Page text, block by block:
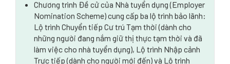
Chương trình Đề cử của Nhà tuyển dụng (Employer
Nomination Scheme) cung cấp ba lộ trình bảo lãnh:
Lộ trình Chuyển tiếp Cư trú Tạm thời (dành cho
những người đang nắm giữ thị thực tạm thời và đã
làm việc cho nhà tuyển dụng), Lộ trình Nhập cảnh
Trực tiếp (dành cho người mới đến) và Lộ trình